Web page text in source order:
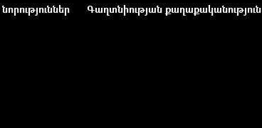
Գաղտնիության քաղաքականություն